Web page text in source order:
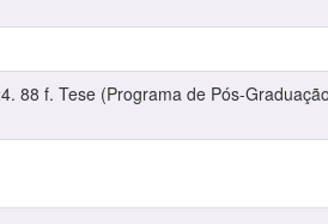
88 f. Tese (Programa de Pós-Graduação